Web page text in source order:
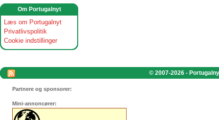
Om Portugalnyt
Læs om Portugalnyt
Privatlivspolitik
Cookie indstillinger
© 2007-2026 -
Partnere og sponsorer:
Mini-annoncører: